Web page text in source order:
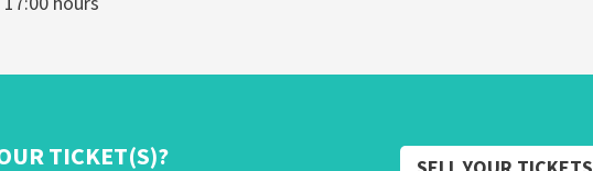
TICKET(S)?